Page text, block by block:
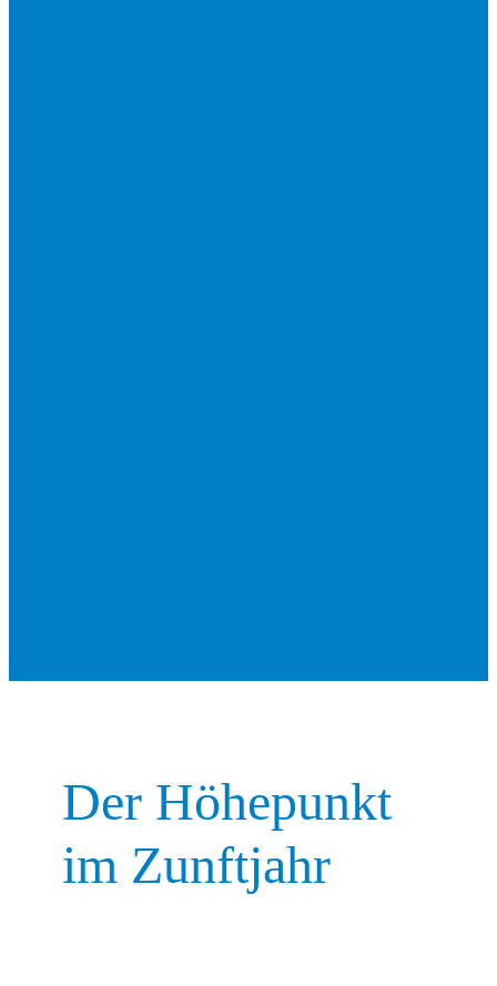
Der Höhe­punkt
im Zunft­jahr